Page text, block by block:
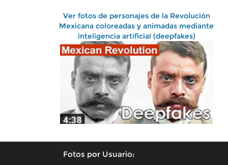
Ver fotos de personajes de la Revolución
Mexicana coloreadas y animadas mediante
inteligencia artificial (deepfakes)
Fotos por Usuario: